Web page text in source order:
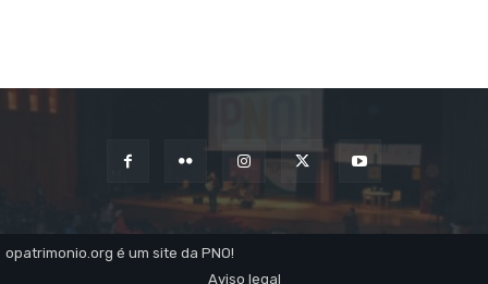
opatrimonio.org é um site da PNO!
Aviso legal